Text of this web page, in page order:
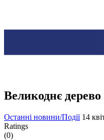
Великоднє
Останні новини/Події 14
Ratings
(0)